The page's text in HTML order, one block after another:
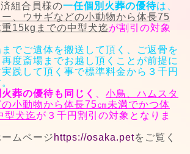
組合員様の一任個別火葬の優待は、
、ウサギなどの小動物から体長75
15kgまでの中型犬迄が割引の対象
でご遺体を搬送して頂く、ご返骨を
度斎場までお越し頂くことが前提に
践して頂く事で標準料金から３千円
葬の優待も同じく
小鳥、ハムスタ
小動物から体長75㎝未満でかつ体
型犬迄が３千円割引の対象となりま
ムページ https://osaka.petをご覧く